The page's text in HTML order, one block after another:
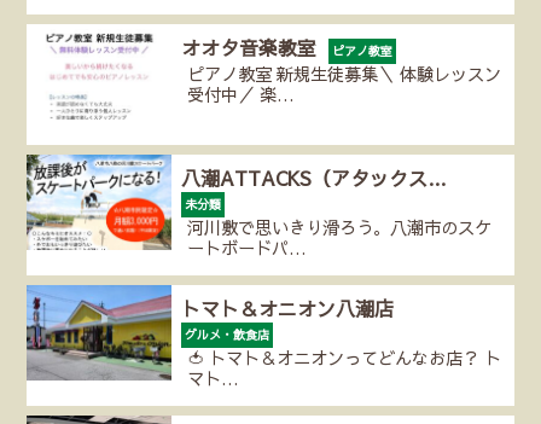
オオタ音楽教室 ピアノ教室
ピアノ教室 新規生徒募集＼ 体験レッスン
受付中／ 楽…
八潮ATTACKS（アタックス…
未分類
河川敷で思いきり滑ろう。八潮市のスケ
ートボードパ…
トマト＆オニオン八潮店
グルメ・飲食店
🍅 トマト＆オニオンってどんなお店？ ト
マト…